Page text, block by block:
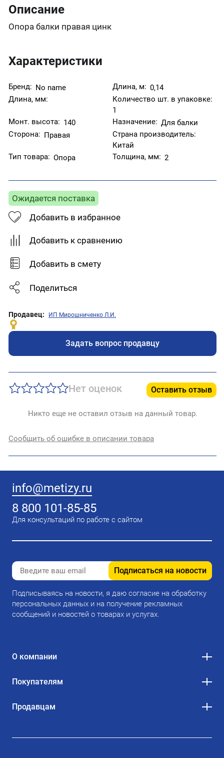
Описание
Опора балки правая цинк
Характеристики
Бренд: No name Длина, м: 0,14
Длина, мм:
Количество шт. в упаковке:
1
Монт. высота: 140 Назначение: Для балки
Сторона: Правая
Страна производитель:
Китай
Тип товара: Опора Толщина, мм: 2
Ожидается поставка
Добавить в избранное
Добавить к сравнению
Добавить в смету
Поделиться
Продавец: ИП Мирошниченко Л.И.
Задать вопрос продавцу
Нет оценок Оставить отзыв
Никто еще не оставил отзыв на данный товар.
Сообщить об ошибке в описании товара
info@metizy.ru
8 800 101-85-85
Для консультаций по работе с сайтом
Подписаться на новости
Подписываясь на новости, я даю согласие на обработку
персональных данных и на получение рекламных
сообщений и новостей о товарах и услугах.
О компании
Покупателям
Продавцам